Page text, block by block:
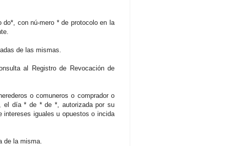
con nú-mero * de protocolo en la
de las mismas.
al Registro de Revocación de
o comuneros o comprador o
el día * de * de *, autorizada por su
intereses iguales u opuestos o incida
de la misma.